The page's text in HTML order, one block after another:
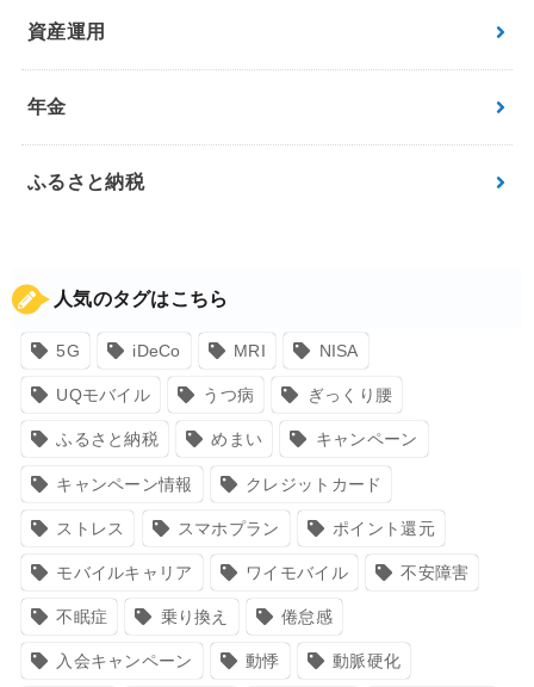
資産運用
年金
ふるさと納税
人気のタグはこちら
5G iDeCo MRI NISA
UQモバイル うつ病 ぎっくり腰
ふるさと納税 めまい キャンペーン
キャンペーン情報 クレジットカード
ストレス スマホプラン ポイント還元
モバイルキャリア ワイモバイル 不安障害
不眠症 乗り換え 倦怠感
入会キャンペーン 動悸 動脈硬化